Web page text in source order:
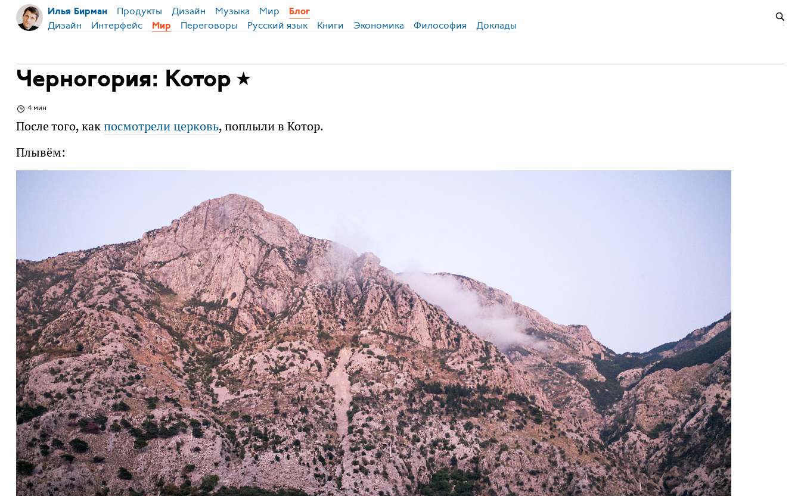
Илья Бирман Продукты Дизайн Музыка Мир Блог
Дизайн Интерфейс Мир Переговоры Русский язык Книги Экономика Философия Доклады
Черногория: Котор
4 мин
После того, какпосмотрели церковь, поплыли в Котор.
Плывём: